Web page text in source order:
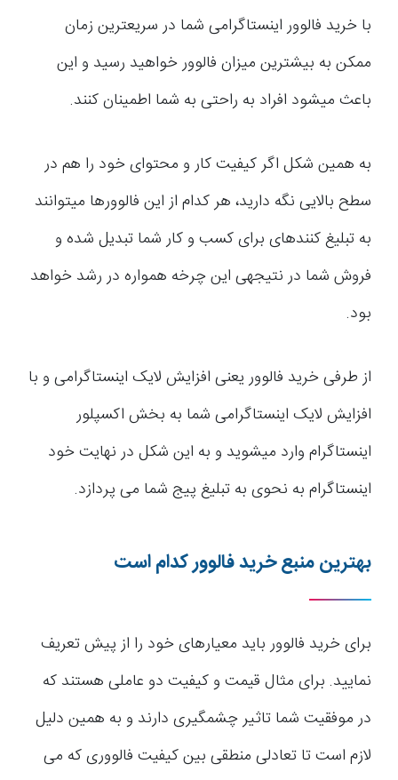
با خرید فالوور اینستاگرامی شما در سریع­ترین زمان
ممکن به بیشترین میزان فالوور خواهید رسید و این
باعث می­شود افراد به راحتی به شما اطمینان کنند.
به همین شکل اگر کیفیت کار و محتوای خود را هم در
سطح بالایی نگه دارید، هر کدام از این فالوورها می­توانند
به تبلیغ کنندهای برای کسب و کار شما تبدیل شده و
فروش شما در نتیجه­ی این چرخه همواره در رشد خواهد
بود.
از طرفی خرید فالوور یعنی افزایش لایک اینستاگرامی و با
افزایش لایک اینستاگرامی شما به بخش اکسپلور
اینستاگرام وارد می­شوید و به این شکل در نهایت خود
اینستاگرام به نحوی به تبلیغ پیج شما می پردازد.
بهترین منبع خرید فالوور کدام است
برای خرید فالوور باید معیارهای خود را از پیش تعریف
نمایید. برای مثال قیمت و کیفیت دو عاملی هستند که
در موفقیت شما تاثیر چشم­گیری دارند و به همین دلیل
لازم است تا تعادلی منطقی بین کیفیت فالووری که می